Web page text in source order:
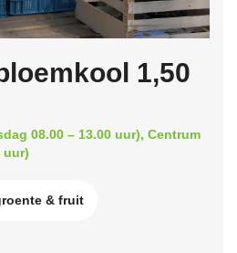
1,50
08.00 – 13.00 uur), Centrum
uur)
& fruit